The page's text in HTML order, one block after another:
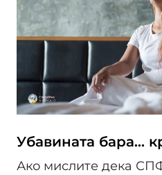
Убавината бара...
Ако мислите дека